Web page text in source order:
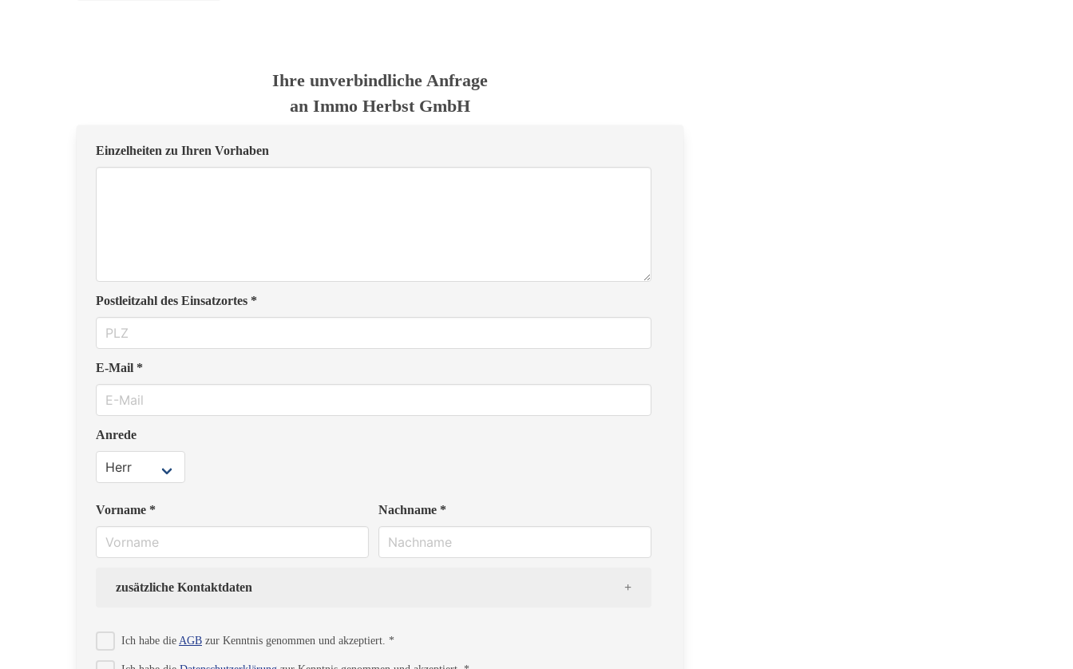
Ihre unverbindliche Anfrage
an Immo Herbst GmbH
Einzelheiten zu Ihren Vorhaben
Postleitzahl des Einsatzortes *
E-Mail *
Anrede
Vorname * Nachname *
zusätzliche Kontaktdaten
Ich habe die AGB zur Kenntnis genommen und akzeptiert. *